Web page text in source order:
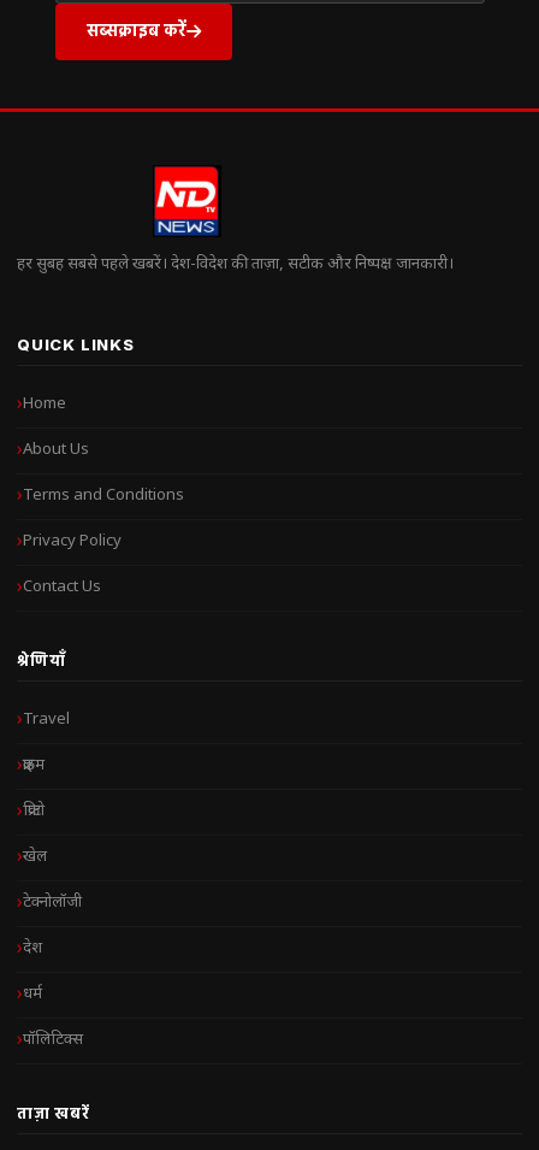
सब्सक्राइब करें
हर सुबह सबसे पहले खबरें। देश-विदेश की ताज़ा, सटीक और निष्पक्ष जानकारी।
QUICK LINKS
Home
About Us
Terms and Conditions
Privacy Policy
Contact Us
श्रेणियाँ
Travel
क्राइम
क्रिप्टो
खेल
टेक्नोलॉजी
देश
धर्म
पॉलिटिक्स
ताज़ा खबरें